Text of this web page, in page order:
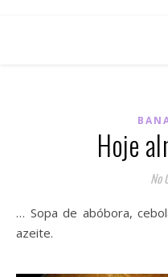
Hoje
No
… Sopa de abóbora,
azeite.